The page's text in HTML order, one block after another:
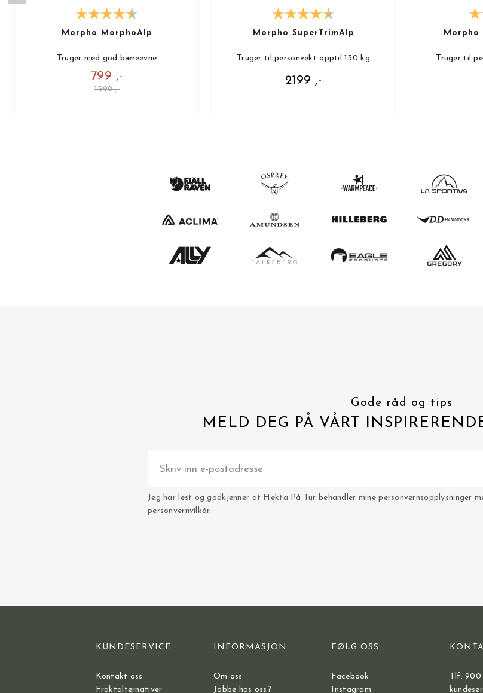
Morpho MorphoAlp
Truger med god bæreevne
799 ,-
1599 ,-
Morpho SuperTrimAlp
Truger til personvekt opptil 130 kg
2199 ,-
Morpho
Truger til
Gode råd og tips
MELD DEG PÅ VÅRT
Jeg har lest og godkjenner at Hekta På Tur behandler mine personvernsopplysninger
personvernvilkår.
KUNDESERVICE
Kontakt oss
Fraktalternativer
INFORMASJON
Om oss
Jobbe hos oss?
FØLG OSS
Facebook
Instagram
Tlf: